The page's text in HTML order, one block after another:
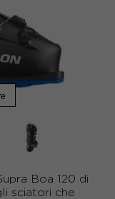
Boa 120 di
sciatori che